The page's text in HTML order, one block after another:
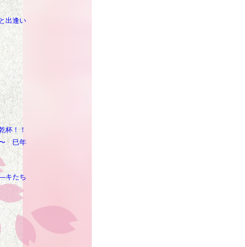
出逢い
杯！！
巳年
キたち